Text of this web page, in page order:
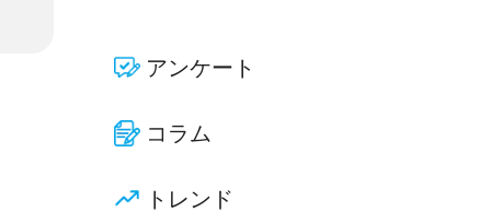
アンケート
コラム
トレンド